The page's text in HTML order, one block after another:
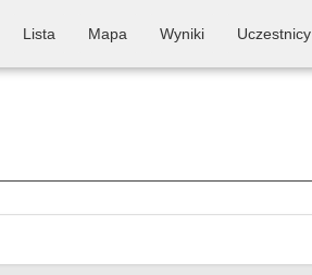
Lista Mapa Wyniki Uczestnicy